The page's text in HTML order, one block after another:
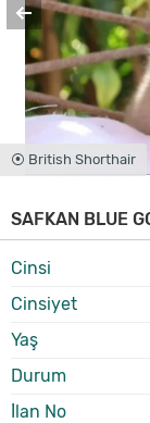
⦿ British Shorthair
SAFKAN BLUE
Cinsi
Cinsiyet
Yaş
Durum
İlan No